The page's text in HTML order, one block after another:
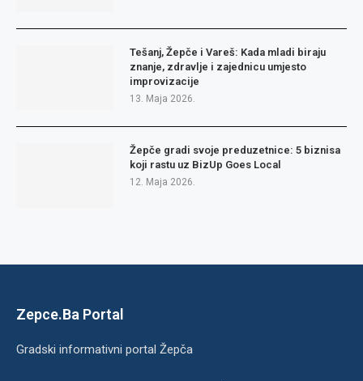
Tešanj, Žepče i Vareš: Kada mladi biraju
znanje, zdravlje i zajednicu umjesto
improvizacije
13. Maja 2026.
Žepče gradi svoje preduzetnice: 5 biznisa
koji rastu uz BizUp Goes Local
12. Maja 2026.
Zepce.Ba Portal
Gradski informativni portal Žepča